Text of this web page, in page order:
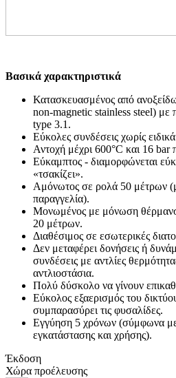
Βασικά χαρακτηριστικά
Κατασκευασμένος από
non-magnetic stainless steel)
type 3.1.
Εύκολες συνδέσεις χωρίς
Αντοχή μέχρι 600°C και 16 bar
Εύκαμπτος - διαμορφώνεται
«τσακίζει».
Αμόνωτος σε ρολά 50 μέτρων
παραγγελία).
Μονωμένος με μόνωση
20 μέτρων.
Διαθέσιμος σε εσωτερικές
Δεν μεταφέρει δονήσεις ή
συνδέσεις με αντλίες
αντλιοστάσια.
Πολύ δύσκολο να γίνουν
Εύκολος εξαερισμός του
συμπαρασύρει τις φυσαλίδες.
Εγγύηση 5 χρόνων (σύμφωνα
εγκατάστασης και χρήσης).
Έκδοση
Χώρα προέλευσης